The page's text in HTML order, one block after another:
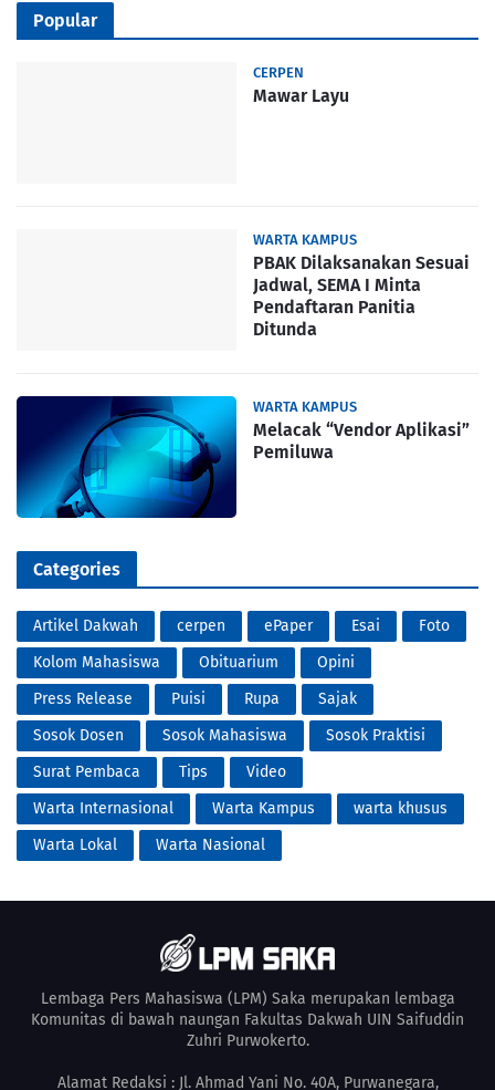
Popular
CERPEN
Mawar Layu
WARTA KAMPUS
PBAK Dilaksanakan Sesuai
Jadwal, SEMA I Minta
Pendaftaran Panitia
Ditunda
WARTA KAMPUS
Melacak “Vendor Aplikasi”
Pemiluwa
Categories
Artikel Dakwah cerpen ePaper Esai
Foto
Kolom Mahasiswa
Obituarium
Opini
Press Release
Puisi Rupa
Sajak
Sosok Dosen
Sosok Mahasiswa
Sosok Praktisi
Surat Pembaca
Tips
Video
Warta Internasional
Warta Kampus
warta khusus
Warta Lokal
Warta Nasional
Lembaga Pers Mahasiswa (LPM) Saka merupakan lembaga
Komunitas di bawah naungan Fakultas Dakwah UIN Saifuddin
Zuhri Purwokerto.
Alamat Redaksi : Jl. Ahmad Yani No. 40A, Purwanegara,